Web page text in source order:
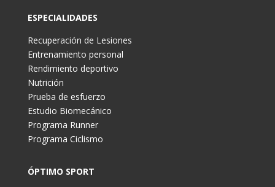
ESPECIALIDADES
Recuperación de Lesiones
Entrenamiento personal
Rendimiento deportivo
Nutrición
Prueba de esfuerzo
Estudio Biomecánico
Programa Runner
Programa Ciclismo
ÓPTIMO SPORT